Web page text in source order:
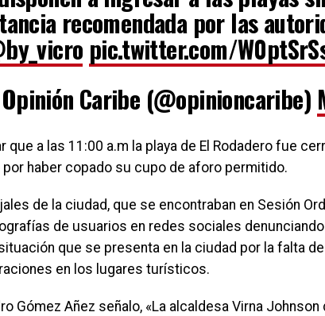
recomendada por las
pic.twitter.com/
Caribe (@opinioncaribe)
que a las 11:00 a.m la playa de El Rodadero fue
por haber copado su cupo de aforo permitido.
de la ciudad, que se encontraban en Sesión
de usuarios en redes sociales
que se presenta en la ciudad por la falta
en los lugares turísticos.
Gómez Añez señalo, «La alcaldesa Virna